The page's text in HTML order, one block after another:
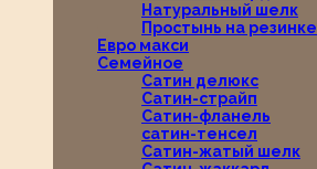
Натуральный шелк
Простынь на резинке
Евро макси
Семейное
Сатин делюкс
Сатин-страйп
Сатин-фланель
сатин-тенсел
Сатин-жатый шелк